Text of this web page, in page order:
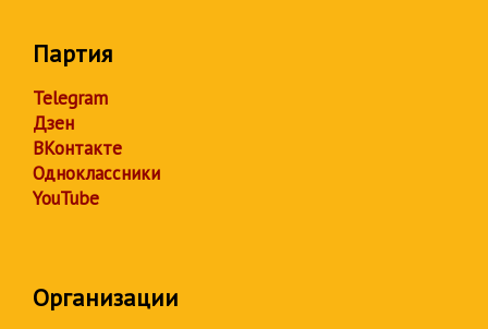
Партия
Telegram
Дзен
ВКонтакте
Одноклассники
YouTube
Организации